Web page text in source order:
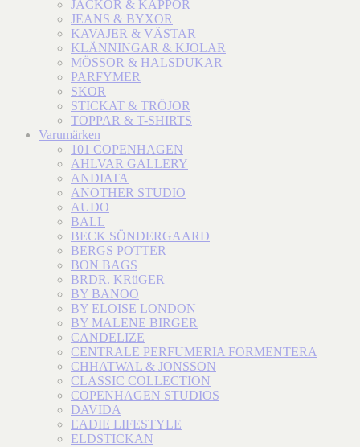
JACKOR & KAPPOR
JEANS & BYXOR
KAVAJER & VÄSTAR
KLÄNNINGAR & KJOLAR
MÖSSOR & HALSDUKAR
PARFYMER
SKOR
STICKAT & TRÖJOR
TOPPAR & T-SHIRTS
Varumärken
101 COPENHAGEN
AHLVAR GALLERY
ANDIATA
ANOTHER STUDIO
AUDO
BALL
BECK SÖNDERGAARD
BERGS POTTER
BON BAGS
BRDR. KRüGER
BY BANOO
BY ELOISE LONDON
BY MALENE BIRGER
CANDELIZE
CENTRALE PERFUMERIA FORMENTERA
CHHATWAL & JONSSON
CLASSIC COLLECTION
COPENHAGEN STUDIOS
DAVIDA
EADIE LIFESTYLE
ELDSTICKAN